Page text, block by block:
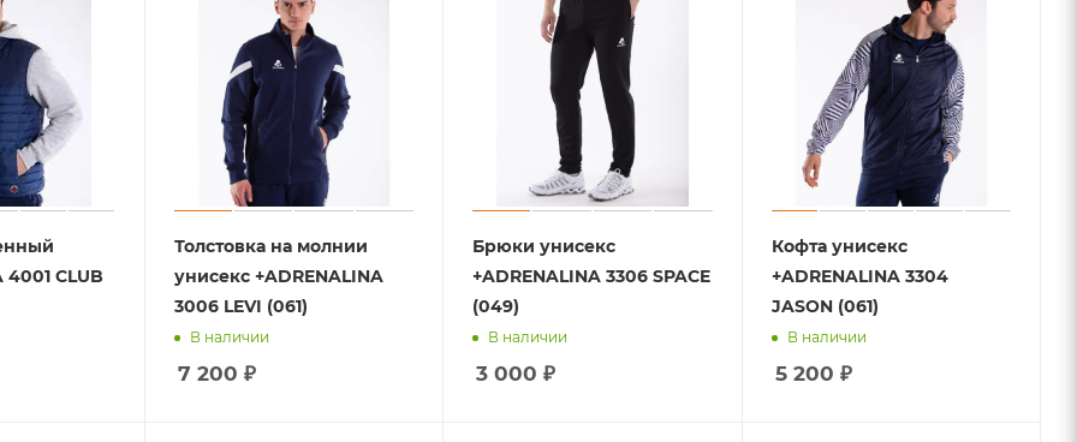
4001 CLUB
Толстовка на молнии
унисекс +ADRENALINA
3006 LEVI (061)
В наличии
7 200 ₽
Брюки унисекс
+ADRENALINA 3306 SPACE
(049)
В наличии
3 000 ₽
Кофта унисекс
+ADRENALINA 3304
JASON (061)
В наличии
5 200 ₽